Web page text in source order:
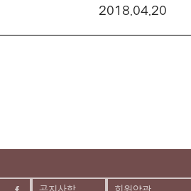
2018.04.20